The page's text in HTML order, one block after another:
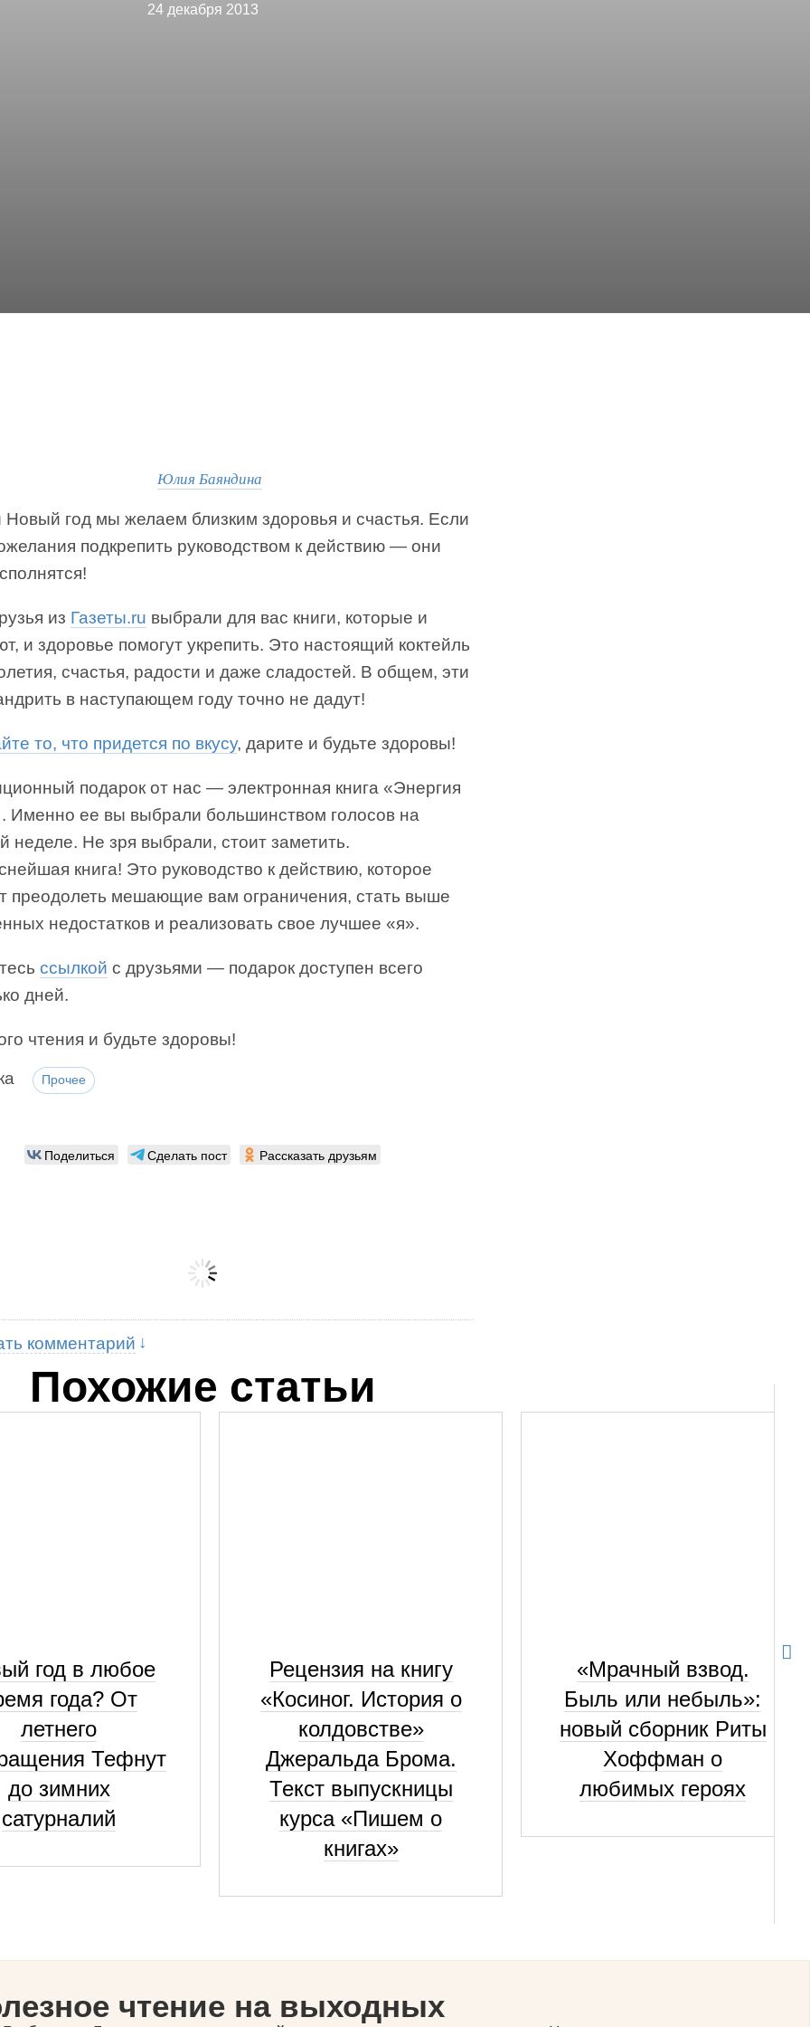
24 декабря 2013
Юлия Баяндина
год мы желаем близким здоровья и счастья. Если
подкрепить руководством к действию — они
из Газеты.ru выбрали для вас книги, которые и
и здоровье помогут укрепить. Это настоящий коктейль
счастья, радости и даже сладостей. В общем, эти
в наступающем году точно не дадут!
то, что придется по вкусу, дарите и будьте здоровы!
подарок от нас — электронная книга «Энергия
Именно ее вы выбрали большинством голосов на
неделе. Не зря выбрали, стоит заметить.
книга! Это руководство к действию, которое
преодолеть мешающие вам ограничения, стать выше
недостатков и реализовать свое лучшее «я».
ссылкой с друзьями — подарок доступен всего
дней.
чтения и будьте здоровы!
Прочее
Поделиться Сделать пост Рассказать друзьям
комментарий
Похожие статьи
год в любое
года? От
летнего
Тефнут
до зимних
сатурналий
Рецензия на книгу
«Косиног. История о
колдовстве»
Джеральда Брома.
Текст выпускницы
курса «Пишем о
книгах»
«Мрачный взвод.
Быль или небыль»:
новый сборник Риты
Хоффман о
любимых героях
чтение на выходных